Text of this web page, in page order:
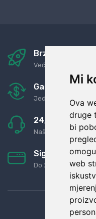
Mi
Ova
druge
bi
web
Brza i sigurna
Već za nekoliko
Garancija u
Jednostavno
24/7 odlična
Naši agenti uvijek
Sigurno
Do 24 rata bez